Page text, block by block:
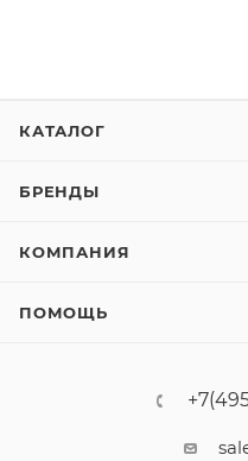
КАТАЛОГ
БРЕНДЫ
КОМПАНИЯ
ПОМОЩЬ